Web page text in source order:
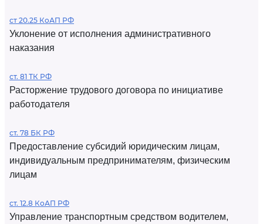
ст 20.25 КоАП РФ
Уклонение от исполнения административного
наказания
ст. 81 ТК РФ
Расторжение трудового договора по инициативе
работодателя
ст. 78 БК РФ
Предоставление субсидий юридическим лицам,
индивидуальным предпринимателям, физическим
лицам
ст. 12.8 КоАП РФ
Управление транспортным средством водителем,